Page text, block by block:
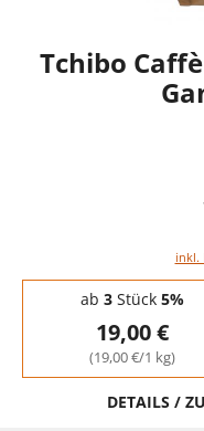
Tchibo
inkl.
Staffelpreise -
ab 3Stück 5%
19,00 €
(19,00 €/1 kg)
DETAILS /